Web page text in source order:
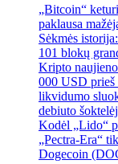
„Bitcoin“
paklausa
Sėkmės
101 blokų
Kripto
000 USD
likvidumo
debiuto
Kodėl „Lido“
„Pectra-Era“
Dogecoin